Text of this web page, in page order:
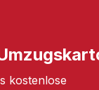
kostenlose